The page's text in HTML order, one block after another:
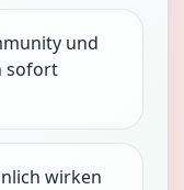
und
sofort
wirken